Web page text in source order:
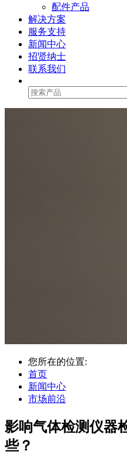
配件产品
解决方案
服务支持
新闻中心
招贤纳士
联系我们
您所在的位置:
首页
新闻中心
市场前沿
影响气体检测仪器
些？